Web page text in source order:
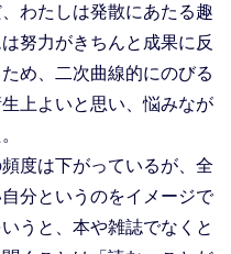
わたしは発散にあたる趣
努力がきちんと成果に反
め、二次曲線的にのびる
上よいと思い、悩みなが
度は下がっているが、全
分というのをイメージで
うと、本や雑誌でなくと